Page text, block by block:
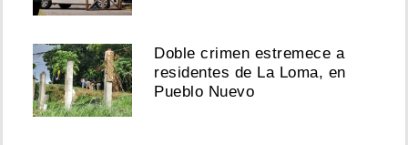
Doble crimen estremece a
residentes de La Loma, en
Pueblo Nuevo